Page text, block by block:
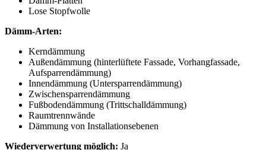
Lose Stopfwolle
Dämm-Arten:
Kerndämmung
Außendämmung (hinterlüftete Fassade, Vorhangfassade,
Aufsparrendämmung)
Innendämmung (Untersparrendämmung)
Zwischensparrendämmung
Fußbodendämmung (Trittschalldämmung)
Raumtrennwände
Dämmung von Installationsebenen
Wiederverwertung möglich: Ja